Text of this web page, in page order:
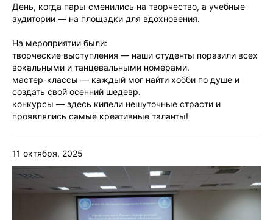
День, когда пары сменились на творчество, а учебные
аудитории — на площадки для вдохновения.
На мероприятии были:
творческие выступления — наши студенты поразили всех
вокальными и танцевальными номерами.
мастер-классы — каждый мог найти хобби по душе и
создать свой осенний шедевр.
конкурсы — здесь кипели нешуточные страсти и
проявлялись самые креативные таланты!
11 октября, 2025